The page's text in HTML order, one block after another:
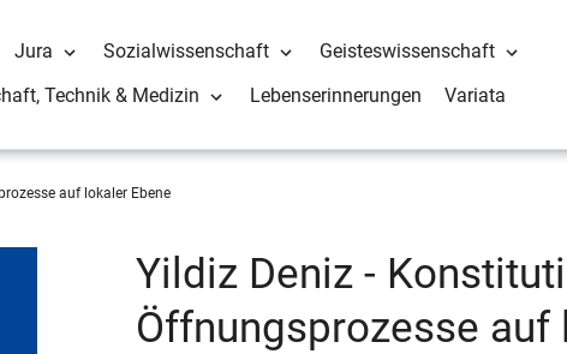
Jura Sozialwissenschaft
Geisteswissenschaft
Technik & Medizin
Lebenserinnerungen Variata
auf lokaler Ebene
Yildiz Deniz -
Öffnungsprozesse auf